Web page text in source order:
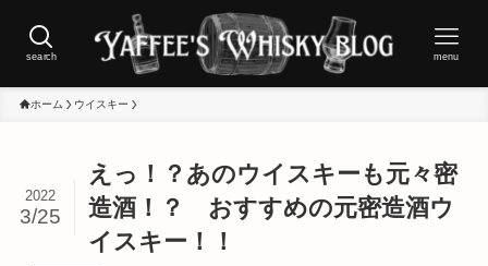
search menu
ホーム ウイスキー
えっ！？あのウイスキーも元々密
造酒！？ おすすめの元密造酒ウ
イスキー！！
2022
3/25